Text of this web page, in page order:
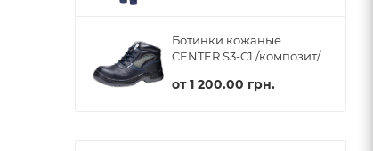
Ботинки кожаные
CENTER S3-C1 /композит/
от1 200.00 грн.